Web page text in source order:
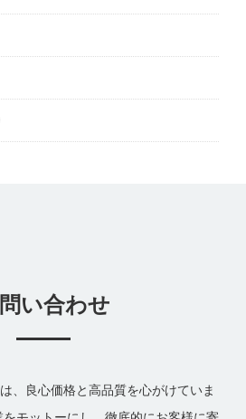
い合わせ
、良心価格と高品質を心がけていま